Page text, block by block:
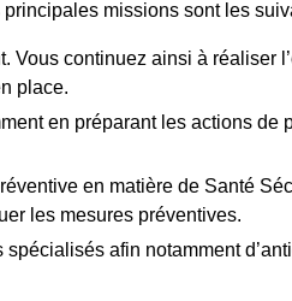
missions sont les
Vous continuez ainsi à réaliser
place.
en préparant les actions de
en matière de Santé
les mesures préventives.
afin notamment